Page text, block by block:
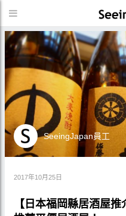
SeeingJapan員工
2017年10月25日
【日本福岡縣居酒屋